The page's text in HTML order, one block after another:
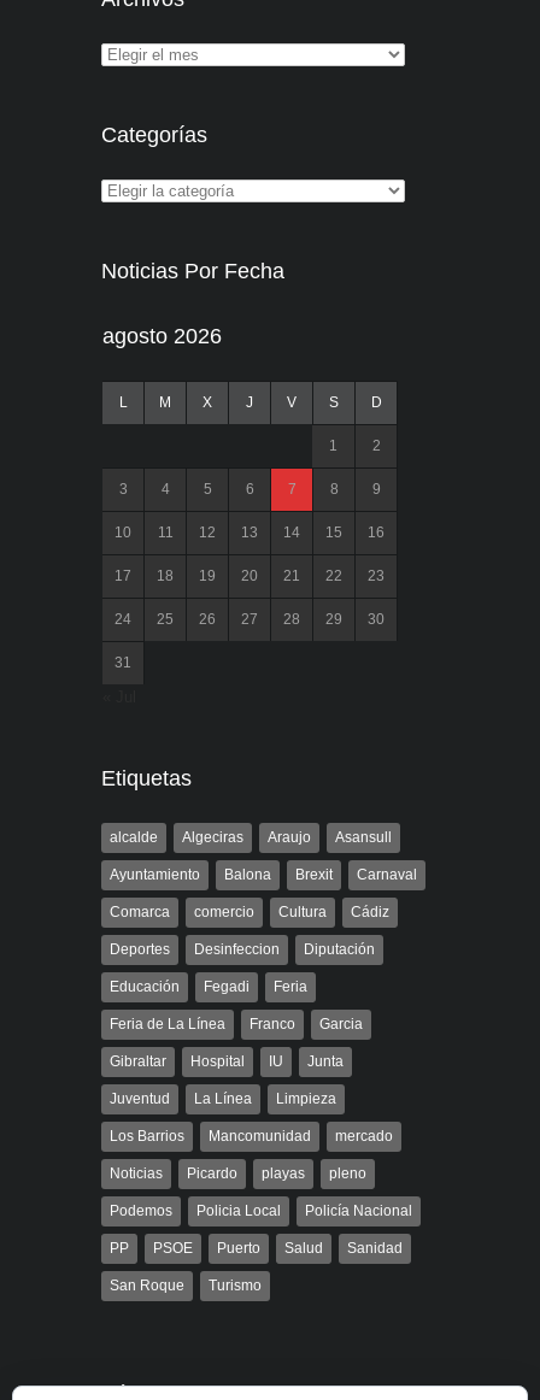
Categorías
Noticias Por Fecha
agosto 2026
L M X J V S D
1 2
3 4 5 6 7 8 9
10 11 12 13 14 15 16
17 18 19 20 21 22 23
24 25 26 27 28 29 30
31
Etiquetas
alcalde Algeciras Araujo Asansull
Ayuntamiento Balona Brexit Carnaval
Comarca comercio Cultura Cádiz
Deportes Desinfeccion Diputación
Educación Fegadi Feria
Feria de La Línea Franco Garcia
Gibraltar Hospital IU Junta
Juventud La Línea Limpieza
Los Barrios Mancomunidad mercado
Noticias Picardo playas pleno
Podemos Policia Local Policía Nacional
PP PSOE Puerto Salud Sanidad
San Roque Turismo
Búsqueda